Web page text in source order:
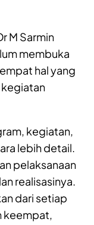
M Sarmin
membuka
hal yang
kegiatan
kegiatan,
lebih detail.
pelaksanaan
realisasinya.
dari setiap
keempat,